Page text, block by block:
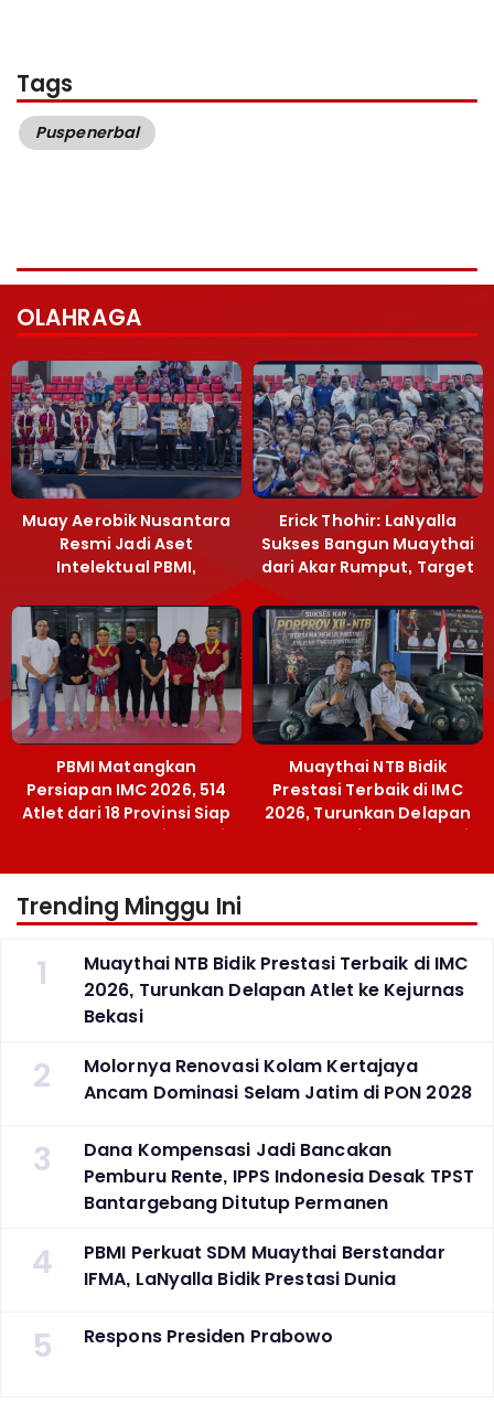
Tags
Puspenerbal
OLAHRAGA
Muay Aerobik Nusantara
Resmi Jadi Aset
Intelektual PBMI,
Terobosan Bangun
Grassroots
Erick Thohir: LaNyalla
Sukses Bangun Muaythai
dari Akar Rumput, Target
PBMI Matangkan
Persiapan IMC 2026, 514
Atlet dari 18 Provinsi Siap
Berlaga Besok di Bekasi
Muaythai NTB Bidik
Prestasi Terbaik di IMC
2026, Turunkan Delapan
Atlet ke Kejurnas Bekasi
Trending Minggu Ini
1
Muaythai NTB Bidik Prestasi Terbaik di IMC
2026, Turunkan Delapan Atlet ke Kejurnas
Bekasi
2
Molornya Renovasi Kolam Kertajaya
Ancam Dominasi Selam Jatim di PON 2028
3
Dana Kompensasi Jadi Bancakan
Pemburu Rente, IPPS Indonesia Desak TPST
Bantargebang Ditutup Permanen
4
PBMI Perkuat SDM Muaythai Berstandar
IFMA, LaNyalla Bidik Prestasi Dunia
5 Respons Presiden Prabowo